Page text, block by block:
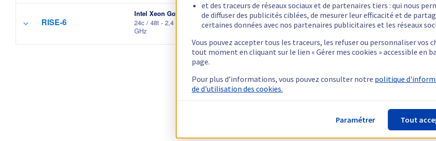
RISE-6
Intel Xeon Gold 6312U
24c / 48t - 2,4 GHz / 3,6
GHz
128 Go à 1024
2 x 960 Go - 4 x 3,84
Publique 1 Gbit/s
Privée1 Gbit/s - 2
et des traceurs de réseaux sociaux et de partenaires tiers : qui nous
de diffuser des publicités ciblées, de mesurer leur efficacité et de
certaines données avec nos partenaires publicitaires et les réseaux
Vous pouvez accepter tous les traceurs, les refuser ou personnaliser vos
tout moment en cliquant sur le lien « Gérer mes cookies » accessible en
page.
Pour plus d’informations, vous pouvez consulter notre politique
de d'utilisation des cookies.
Paramétrer Tout